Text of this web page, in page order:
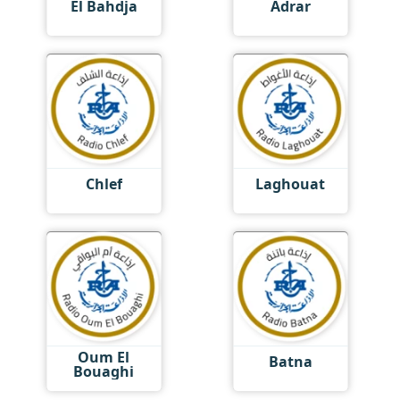
El Bahdja Adrar
Chlef Laghouat
Oum El
Bouaghi Batna